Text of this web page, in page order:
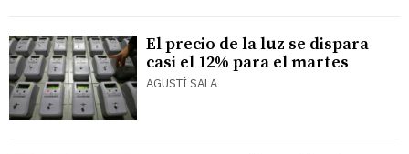
El precio de la luz se dispara
casi el 12% para el martes
AGUSTÍ SALA